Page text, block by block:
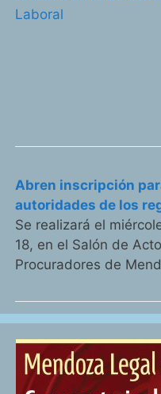
Abren inscripción
autoridades de los
Se realizará el
18, en el Salón de
Procuradores de